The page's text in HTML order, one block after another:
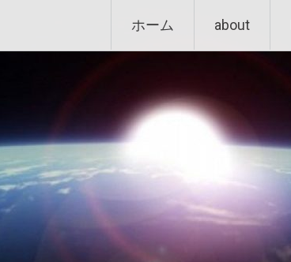
to
ホーム about